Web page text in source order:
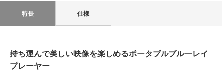
特長 仕様
持ち運んで美しい映像を楽しめるポータブルブルーレイ
プレーヤー